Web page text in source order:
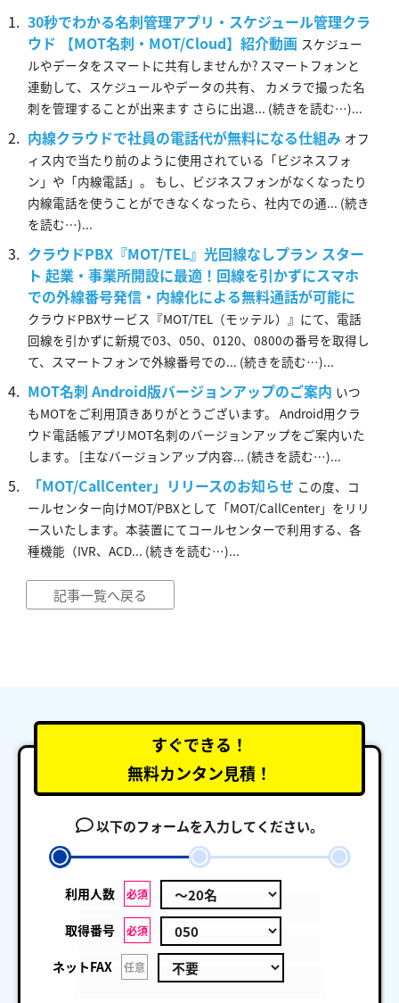
30秒でわかる名刺管理アプリ・スケジュール管理クラ
ウド 【MOT名刺・MOT/Cloud】紹介動画 スケジュー
ルやデータをスマートに共有しませんか? スマートフォンと
連動して、スケジュールやデータの共有、 カメラで撮った名
刺を管理することが出来ます さらに出退... (続きを読む…)...
内線クラウドで社員の電話代が無料になる仕組み オフ
ィス内で当たり前のように使用されている「ビジネスフォ
ン」や「内線電話」。 もし、ビジネスフォンがなくなったり
内線電話を使うことができなくなったら、社内での通... (続き
を読む…)...
クラウドPBX『MOT/TEL』光回線なしプラン スター
ト 起業・事業所開設に最適！回線を引かずにスマホ
での外線番号発信・内線化による無料通話が可能に
クラウドPBXサービス『MOT/TEL（モッテル）』にて、電話
回線を引かずに新規で03、050、0120、0800の番号を取得し
て、スマートフォンで外線番号での... (続きを読む…)...
MOT名刺 Android版バージョンアップのご案内 いつ
もMOTをご利用頂きありがとうございます。 Android用クラ
ウド電話帳アプリMOT名刺のバージョンアップをご案内いた
します。 [主なバージョンアップ内容... (続きを読む…)...
「MOT/CallCenter」リリースのお知らせ この度、コ
ールセンター向けMOT/PBXとして「MOT/CallCenter」をリリ
ースいたします。本装置にてコールセンターで利用する、各
種機能（IVR、ACD... (続きを読む…)...
記事一覧へ戻る
すぐできる！
無料カンタン見積！
以下のフォームを入力してください。
利用人数 必須
取得番号 必須
ネットFAX 任意